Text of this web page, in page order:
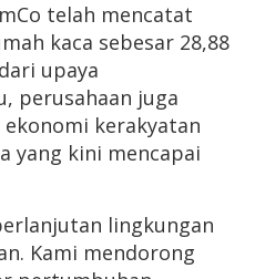
telah mencatat
kaca sebesar 28,88
upaya
perusahaan juga
kerakyatan
yang kini mencapai
lingkungan
Kami mendorong